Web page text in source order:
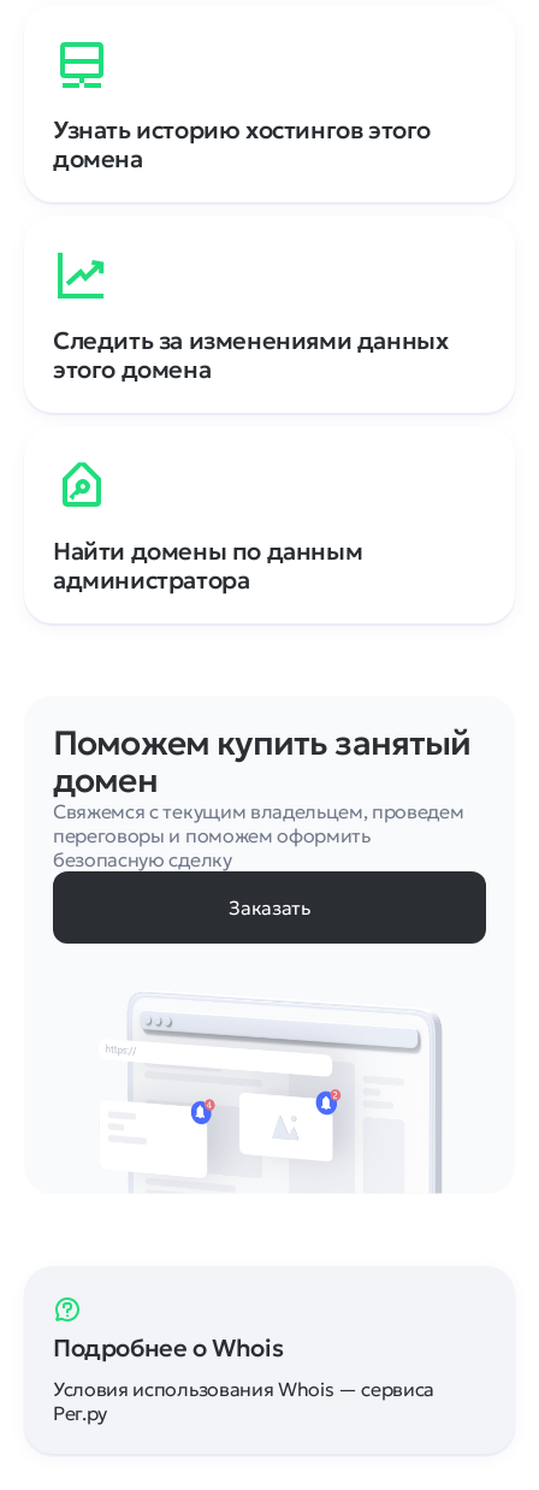
Узнать историю хостингов этого
домена
Следить за изменениями данных
этого домена
Найти домены по данным
администратора
Поможем купить занятый
домен
Свяжемся с текущим владельцем, проведем
переговоры и поможем оформить
безопасную сделку
Заказать
Подробнее о Whois
Условия использования Whois — сервиса
Рег.ру